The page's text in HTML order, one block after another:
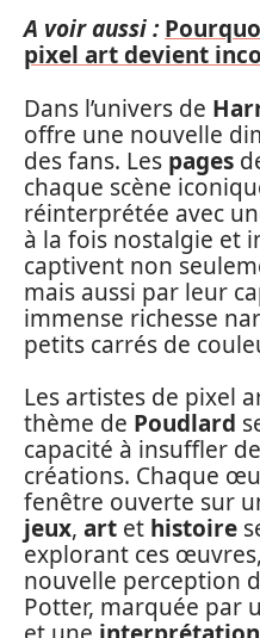
A voir aussi :
pixel art devient
Dans l’univers de
offre une nouvelle
des fans. Les pages
chaque scène
réinterprétée avec
à la fois nostalgie et
captivent non
mais aussi par leur
immense richesse
petits carrés de
Les artistes de pixel
thème de Poudlard
capacité à insuffler
créations. Chaque
fenêtre ouverte sur
jeux, art et histoire
explorant ces
nouvelle perception
Potter, marquée par